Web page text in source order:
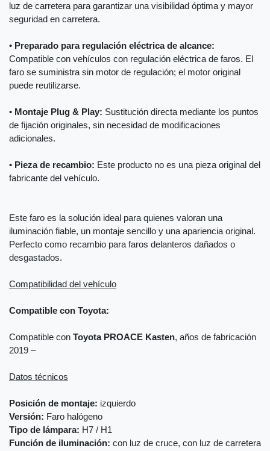
luz de carretera para garantizar una visibilidad óptima y mayor
seguridad en carretera.
• Preparado para regulación eléctrica de alcance:
Compatible con vehículos con regulación eléctrica de faros. El
faro se suministra sin motor de regulación; el motor original
puede reutilizarse.
• Montaje Plug & Play: Sustitución directa mediante los puntos
de fijación originales, sin necesidad de modificaciones
adicionales.
• Pieza de recambio: Este producto no es una pieza original del
fabricante del vehículo.
Este faro es la solución ideal para quienes valoran una
iluminación fiable, un montaje sencillo y una apariencia original.
Perfecto como recambio para faros delanteros dañados o
desgastados.
Compatibilidad del vehículo
Compatible con Toyota:
Compatible con Toyota PROACE Kasten, años de fabricación
2019 –
Datos técnicos
Posición de montaje: izquierdo
Versión: Faro halógeno
Tipo de lámpara: H7 / H1
Función de iluminación: con luz de cruce, con luz de carretera